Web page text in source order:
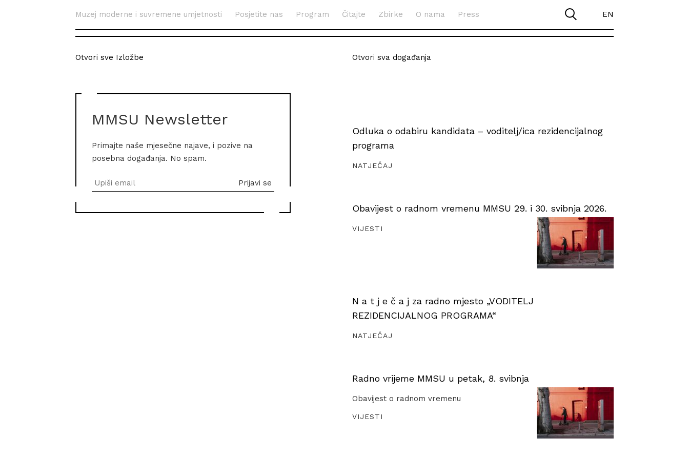
Muzej moderne i suvremene umjetnosti Posjetite nas Program Čitajte Zbirke O nama Press EN
Otvori sve Izložbe
MMSU Newsletter
Primajte naše mjesečne najave, i pozive na
posebna događanja. No spam.
Otvori sva događanja
Odluka o odabiru kandidata – voditelj/ica rezidencijalnog
programa
NATJEČAJ
Obavijest o radnom vremenu MMSU 29. i 30. svibnja 2026.
VIJESTI
N a t j e č a j za radno mjesto „VODITELJ
REZIDENCIJALNOG PROGRAMA“
NATJEČAJ
Radno vrijeme MMSU u petak, 8. svibnja
Obavijest o radnom vremenu
VIJESTI